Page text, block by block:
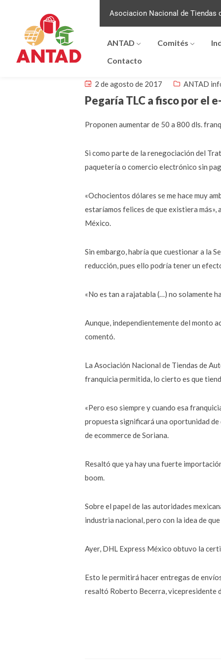
Asociacion Nacional de Tiendas
ANTAD Comités
Contacto
2 de agosto de 2017 ANTAD
Pegaría TLC a fisco por el
Proponen aumentar de 50 a 800 dls.
Si como parte de la renegociación del
paquetería o comercio electrónico sin
«Ochocientos dólares se me hace muy
estaríamos felices de que existiera
México.
Sin embargo, habría que cuestionar a la
reducción, pues ello podría tener un
«No es tan a rajatabla (…) no solamente
Aunque, independientemente del monto
comentó.
La Asociación Nacional de Tiendas de
franquicia permitida, lo cierto es que
«Pero eso siempre y cuando esa
propuesta significará una oportunidad
de ecommerce de Soriana.
Resaltó que ya hay una fuerte
boom.
Sobre el papel de las autoridades
industria nacional, pero con la idea de
Ayer, DHL Express México obtuvo la
Esto le permitirá hacer entregas de
resaltó Roberto Becerra, vicepresidente